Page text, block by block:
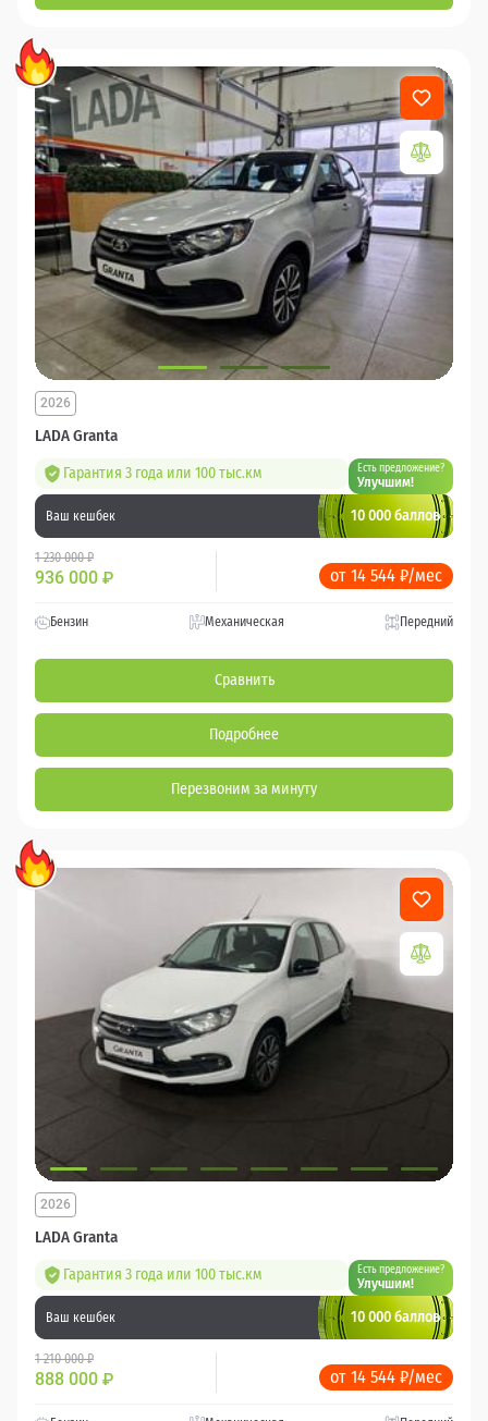
LADA Granta
2026
Гарантия 3 года или 100 тыс.км Есть предложение?
Улучшим!
Ваш кешбек 10 000 баллов
1 230 000 ₽
936 000 ₽ от 14 544 ₽/мес
Бензин Механическая Передний
Сравнить
Подробнее
Перезвоним за минуту
LADA Granta
2026
Гарантия 3 года или 100 тыс.км Есть предложение?
Улучшим!
Ваш кешбек 10 000 баллов
1 210 000 ₽
888 000 ₽ от 14 544 ₽/мес